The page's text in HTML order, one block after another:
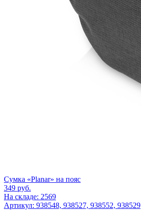
Cумка «Planar» на пояс
349 руб.
На складе: 2569
Артикул: 938548, 938527, 938552, 938529